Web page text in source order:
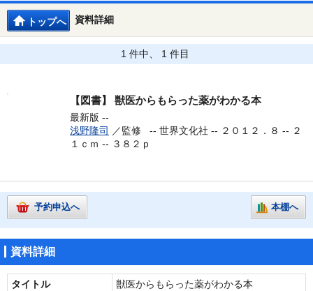
資料詳細
トップへ
1 件中、 1 件目
【図書】 獣医からもらった薬がわかる本
最新版 --
浅野隆司
／監修 -- 世界文化社 -- ２０１２．８ -- ２
１ｃｍ -- ３８２ｐ
予約申込へ 本棚へ
資料詳細
タイトル
獣医からもらった薬がわかる本